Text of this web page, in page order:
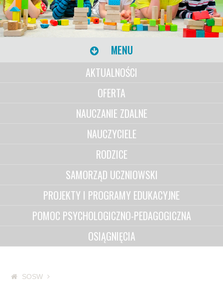
MENU
AKTUALNOŚCI
OFERTA
NAUCZANIE ZDALNE
NAUCZYCIELE
RODZICE
SAMORZĄD UCZNIOWSKI
PROJEKTY I PROGRAMY EDUKACYJNE
POMOC PSYCHOLOGICZNO-PEDAGOGICZNA
OSIĄGNIĘCIA
SOSW